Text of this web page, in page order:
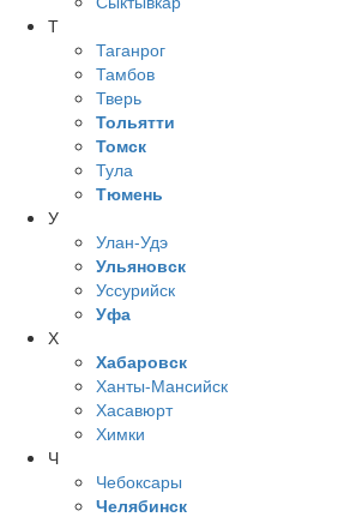
Т
Таганрог
Тамбов
Тверь
Тольятти
Томск
Тула
Тюмень
У
Улан-Удэ
Ульяновск
Уссурийск
Уфа
Х
Хабаровск
Ханты-Мансийск
Хасавюрт
Химки
Ч
Чебоксары
Челябинск